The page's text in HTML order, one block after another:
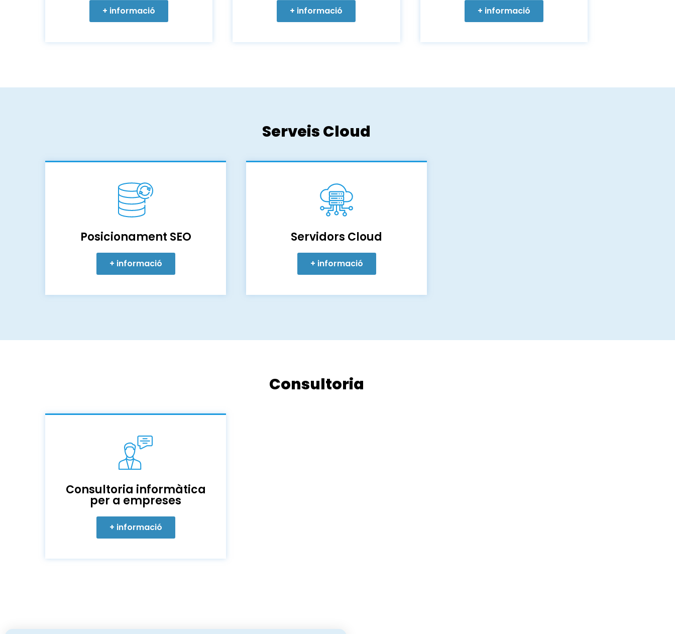
+ informació + informació + informació
Serveis Cloud
Posicionament SEO
+ informació
Servidors Cloud
+ informació
Consultoria
Consultoria informàtica
per a empreses
+ informació